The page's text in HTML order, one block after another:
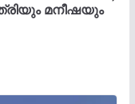
മനീഷയും